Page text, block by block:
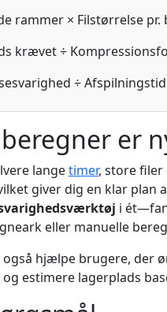
rammer × Filstørrelse pr.
krævet ÷
÷ Afspilningstid
er
langetimer, store filer
giver dig en klar plan
i
eller manuelle
hjælpe brugere, der
og estimere lagerplads